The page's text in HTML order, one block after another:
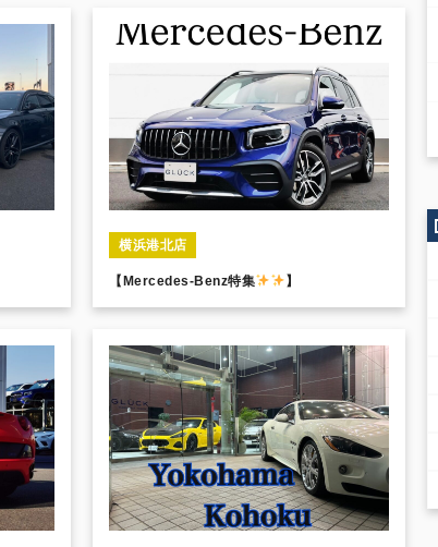
横浜港北店
【Mercedes-Benz特集 】